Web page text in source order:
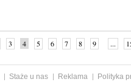
3 4 5 6 7 8 9 ...
Staże u nas Reklama
Polityka